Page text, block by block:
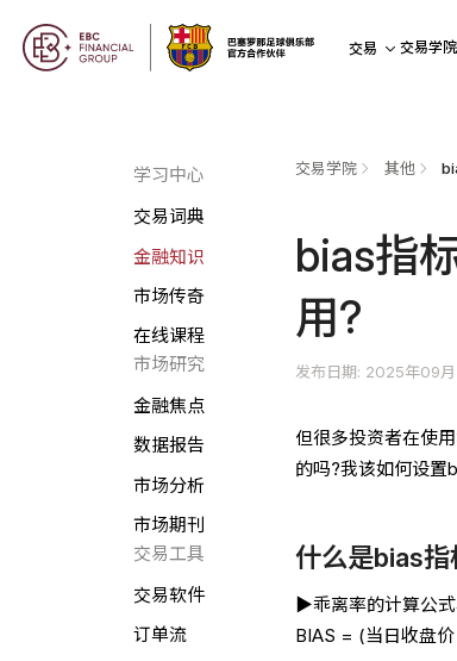
交易 交易学院
学习中心
交易词典
金融知识
市场传奇
在线课程
市场研究
金融焦点
数据报告
市场分析
市场期刊
交易工具
交易软件
订单流
交易学院 其他
bias指
用?
发布日期: 2025年09
但很多投资者在使用
的吗?我该如何设置
什么是bias
▶乖离率的计算公
BIAS = (当日收盘